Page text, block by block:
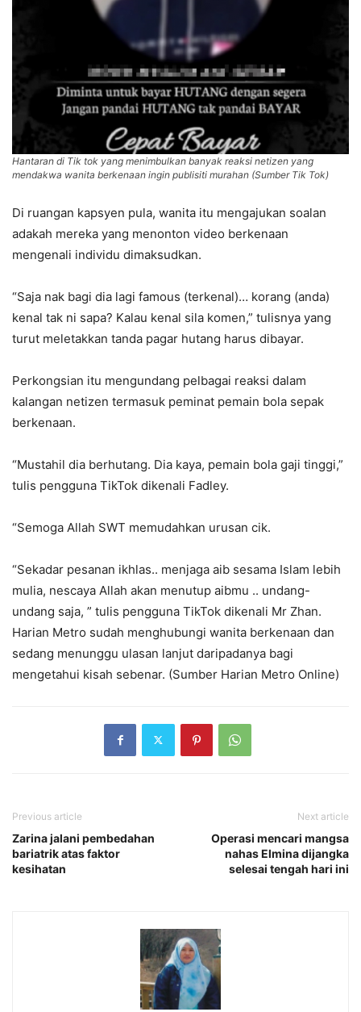
Hantaran di Tik tok yang menimbulkan banyak reaksi netizen yang
mendakwa wanita berkenaan ingin publisiti murahan (Sumber Tik Tok)
Di ruangan kapsyen pula, wanita itu mengajukan soalan
adakah mereka yang menonton video berkenaan
mengenali individu dimaksudkan.
“Saja nak bagi dia lagi famous (terkenal)… korang (anda)
kenal tak ni sapa? Kalau kenal sila komen,” tulisnya yang
turut meletakkan tanda pagar hutang harus dibayar.
Perkongsian itu mengundang pelbagai reaksi dalam
kalangan netizen termasuk peminat pemain bola sepak
berkenaan.
“Mustahil dia berhutang. Dia kaya, pemain bola gaji tinggi,”
tulis pengguna TikTok dikenali Fadley.
“Semoga Allah SWT memudahkan urusan cik.
“Sekadar pesanan ikhlas.. menjaga aib sesama Islam lebih
mulia, nescaya Allah akan menutup aibmu .. undang-
undang saja, ” tulis pengguna TikTok dikenali Mr Zhan.
Harian Metro sudah menghubungi wanita berkenaan dan
sedang menunggu ulasan lanjut daripadanya bagi
mengetahui kisah sebenar. (Sumber Harian Metro Online)
Previous article
Zarina jalani pembedahan
bariatrik atas faktor
kesihatan
Next article
Operasi mencari mangsa
nahas Elmina dijangka
selesai tengah hari ini